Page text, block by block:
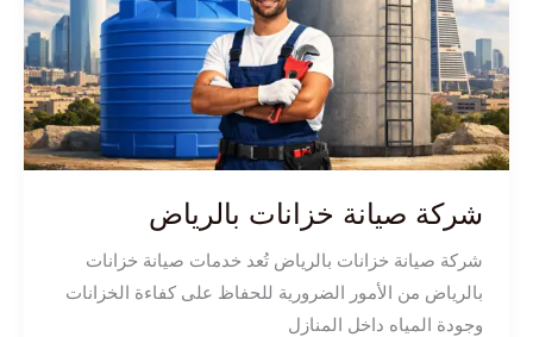
شركة صيانة خزانات بالرياض
شركة صيانة خزانات بالرياض تُعد خدمات صيانة خزانات
بالرياض من الأمور الضرورية للحفاظ على كفاءة الخزانات
وجودة المياه داخل المنازل